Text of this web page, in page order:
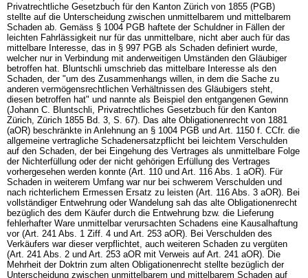
Privatrechtliche Gesetzbuch für den Kanton Zürich von 1855 (PGB)
stellte auf die Unterscheidung zwischen unmittelbarem und mittelbarem
Schaden ab. Gemäss § 1004 PGB haftete der Schuldner in Fällen der
leichten Fahrlässigkeit nur für das unmittelbare, nicht aber auch für das
mittelbare Interesse, das in § 997 PGB als Schaden definiert wurde,
welcher nur in Verbindung mit anderweitigen Umständen den Gläubiger
betroffen hat. Bluntschli umschrieb das mittelbare Interesse als den
Schaden, der "um des Zusammenhangs willen, in dem die Sache zu
anderen vermögensrechtlichen Verhältnissen des Gläubigers steht,
diesen betroffen hat" und nannte als Beispiel den entgangenen Gewinn
(Johann C. Bluntschli, Privatrechtliches Gesetzbuch für den Kanton
Zürich, Zürich 1855 Bd. 3, S. 67). Das alte Obligationenrecht von 1881
(aOR) beschränkte in Anlehnung an § 1004 PGB und Art. 1150 f. CCfr. die
allgemeine vertragliche Schadenersatzpflicht bei leichtem Verschulden
auf den Schaden, der bei Eingehung des Vertrages als unmittelbare Folge
der Nichterfüllung oder der nicht gehörigen Erfüllung des Vertrages
vorhergesehen werden konnte (Art. 110 und Art. 116 Abs. 1 aOR). Für
Schaden in weiterem Umfang war nur bei schwerem Verschulden und
nach richterlichem Ermessen Ersatz zu leisten (Art. 116 Abs. 3 aOR). Bei
vollständiger Entwehrung oder Wandelung sah das alte Obligationenrecht
bezüglich des dem Käufer durch die Entwehrung bzw. die Lieferung
fehlerhafter Ware unmittelbar verursachten Schadens eine Kausalhaftung
vor (Art. 241 Abs. 1 Ziff. 4 und Art. 253 aOR). Bei Verschulden des
Verkäufers war dieser verpflichtet, auch weiteren Schaden zu vergüten
(Art. 241 Abs. 2 und Art. 253 aOR mit Verweis auf Art. 241 aOR). Die
Mehrheit der Doktrin zum alten Obligationenrecht stellte bezüglich der
Unterscheidung zwischen unmittelbarem und mittelbarem Schaden auf